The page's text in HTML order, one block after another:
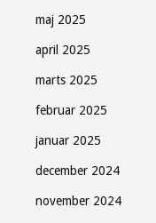
maj 2025
april 2025
marts 2025
februar 2025
januar 2025
december 2024
november 2024